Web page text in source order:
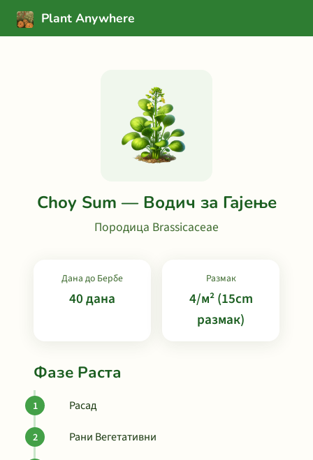
Plant Anywhere
Choy Sum — Водич за Гајење
Породица Brassicaceae
Дана до Бербе
40 дана
Размак
4/м² (15cm
размак)
Фазе Раста
Расад
Рани Вегетативни